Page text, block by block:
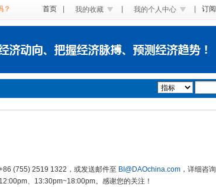
？ 首页 我的收藏 我的个人中心 订阅
(755) 2519 1322，或发送邮件至 BI@DAOchina.com ，详细咨询
、13:30pm~18:00pm。感谢您的关注！